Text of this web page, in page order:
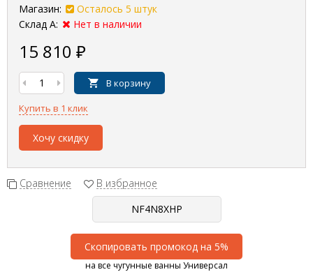
Магазин:
Осталось 5 штук
Склад А:
Нет в наличии
15 810 ₽
В корзину
Купить в 1 клик
Хочу скидку
Сравнение В избранное
Скопировать промокод на 5%
на все чугунные ванны Универсал